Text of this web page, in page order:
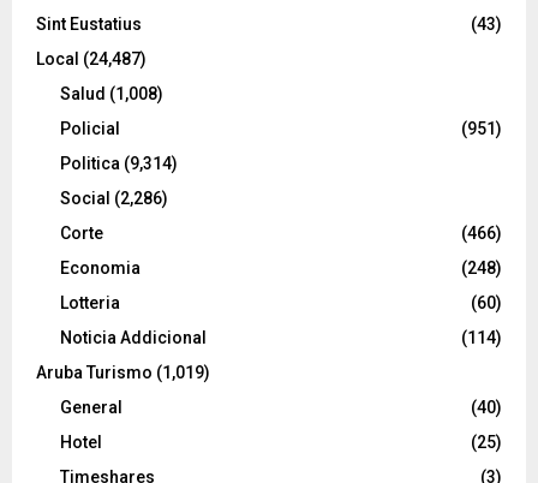
Sint Eustatius
(43)
Local (24,487)
Salud (1,008)
Policial
(951)
Politica (9,314)
Social (2,286)
Corte
(466)
Economia
(248)
Lotteria
(60)
Noticia Addicional
(114)
Aruba Turismo (1,019)
General
(40)
Hotel
(25)
Timeshares
(3)